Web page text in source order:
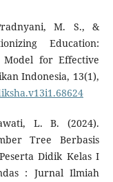
M. S., &
Education:
for Effective
Indonesia, 13(1),
L. B. (2024).
Tree Berbasis
Didik Kelas I
: Jurnal Ilmiah